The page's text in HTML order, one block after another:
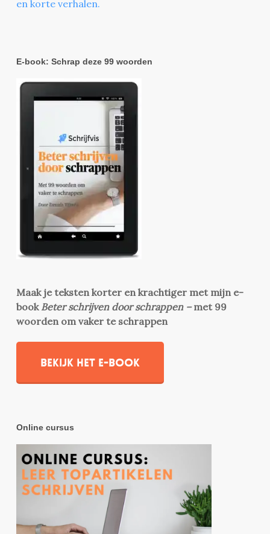
en korte verhalen.
E-book: Schrap deze 99 woorden
Maak je teksten korter en krachtiger met mijn e-
book Beter schrijven door schrappen –met 99
woorden om vaker te schrappen
Bekijk het e-book
Online cursus